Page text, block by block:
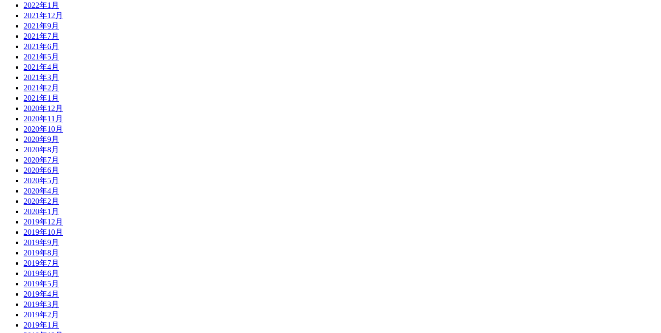
2022年1月
2021年12月
2021年9月
2021年7月
2021年6月
2021年5月
2021年4月
2021年3月
2021年2月
2021年1月
2020年12月
2020年11月
2020年10月
2020年9月
2020年8月
2020年7月
2020年6月
2020年5月
2020年4月
2020年2月
2020年1月
2019年12月
2019年10月
2019年9月
2019年8月
2019年7月
2019年6月
2019年5月
2019年4月
2019年3月
2019年2月
2019年1月